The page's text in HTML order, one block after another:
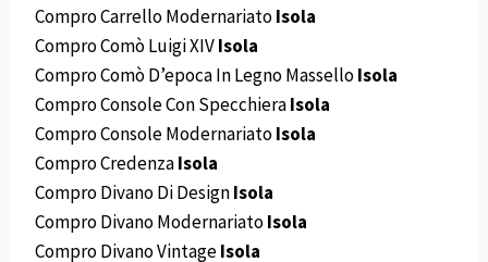
Compro Carrello ModernariatoIsola
Compro Comò Luigi XIVIsola
Compro Comò D’epoca In Legno MasselloIsola
Compro Console Con SpecchieraIsola
Compro Console ModernariatoIsola
Compro CredenzaIsola
Compro Divano Di DesignIsola
Compro Divano ModernariatoIsola
Compro Divano VintageIsola